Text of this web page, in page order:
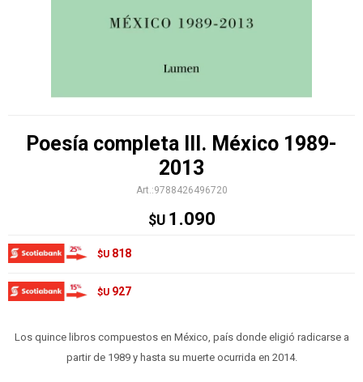
Poesía completa III. México 1989-
2013
9788426496720
$U 1.090
$U 818
$U 927
Los quince libros compuestos en México, país donde eligió radicarse a
partir de 1989 y hasta su muerte ocurrida en 2014.